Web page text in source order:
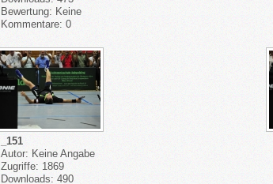
Bewertung: Keine
Kommentare: 0
_151
Autor: Keine Angabe
Zugriffe: 1869
Downloads: 490